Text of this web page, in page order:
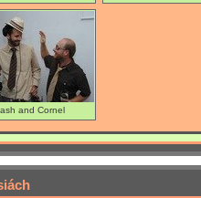
and Cornel